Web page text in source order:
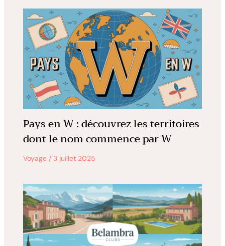
Pays en W : découvrez les territoires
dont le nom commence par W
Voyage/ 3 juillet 2025